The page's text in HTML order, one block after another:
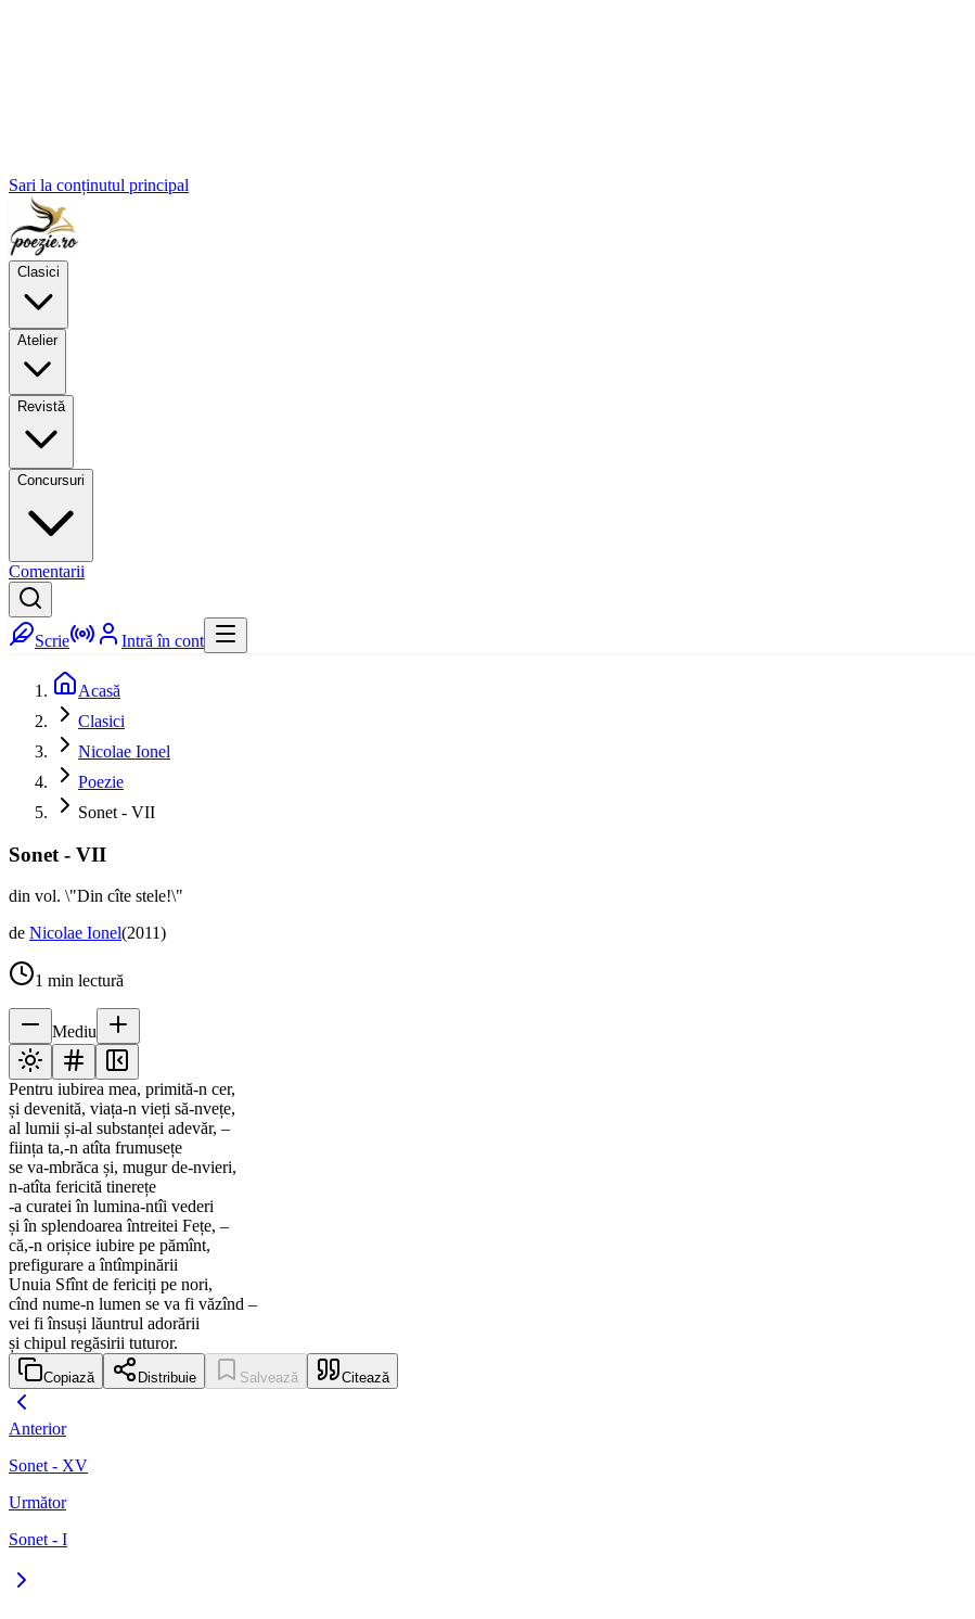
Sari la conținutul principal
Clasici
Atelier
Revistă
Concursuri
Comentarii
Scrie Intră în cont
Acasă
Clasici
Nicolae Ionel
Poezie
Sonet - VII
Sonet - VII
din vol. \"Din cîte stele!\"
de Nicolae Ionel(2011)
1 min lectură
Mediu
Pentru iubirea mea, primită-n cer,
și devenită, viața-n vieți să-nvețe,
al lumii și-al substanței adevăr, –
ființa ta,-n atîta frumusețe
se va-mbrăca și, mugur de-nvieri,
n-atîta fericită tinerețe
-a curatei în lumina-ntîi vederi
și în splendoarea întreitei Fețe, –
că,-n orișice iubire pe pămînt,
prefigurare a întîmpinării
Unuia Sfînt de fericiți pe nori,
cînd nume-n lumen se va fi văzînd –
vei fi însuși lăuntrul adorării
și chipul regăsirii tuturor.
Copiază Distribuie Salvează Citează
Anterior
Sonet - XV
Următor
Sonet - I